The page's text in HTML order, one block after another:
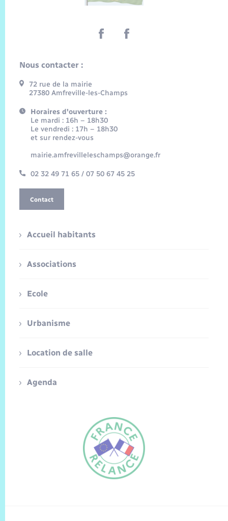
Nous contacter :
72 rue de la mairie
27380 Amfreville-les-Champs
Horaires d'ouverture :
Le mardi : 16h – 18h30
Le vendredi : 17h – 18h30
et sur rendez-vous
mairie.amfrevilleleschamps@orange.fr
02 32 49 71 65 / 07 50 67 45 25
Contact
Accueil habitants
Associations
Ecole
Urbanisme
Location de salle
Agenda